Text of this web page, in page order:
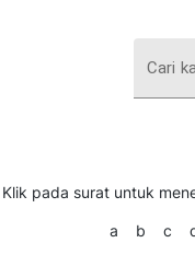
Cari
Klik pada surat untuk
a b c